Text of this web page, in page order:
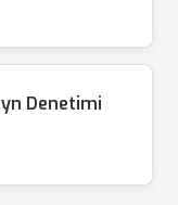
Denetimi